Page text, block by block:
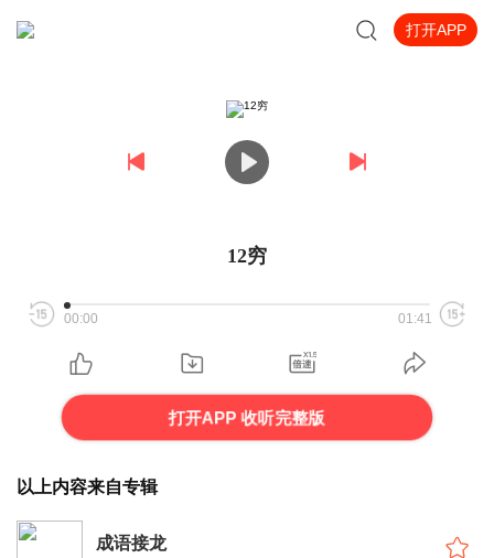
打开APP
12穷
00:00 01:41
打开APP 收听完整版
以上内容来自专辑
成语接龙